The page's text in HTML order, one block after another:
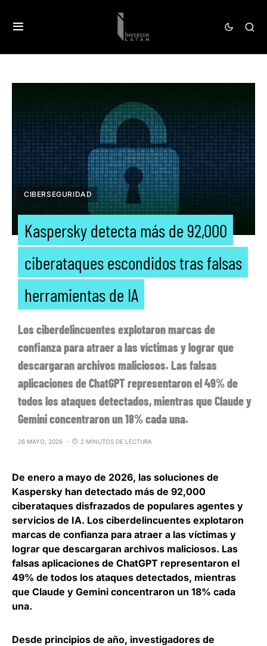
CIBERSEGURIDAD
Kaspersky detecta más de 92,000
ciberataques escondidos tras falsas
herramientas de IA
Los ciberdelincuentes explotaron marcas de
confianza para atraer a las víctimas y lograr que
descargaran archivos maliciosos. Las falsas
aplicaciones de ChatGPT representaron el 49% de
todos los ataques detectados, mientras que Claude y
Gemini concentraron un 18% cada una.
26 MAYO, 2026 2 MINUTOS DE LECTURA
De enero a mayo de 2026, las soluciones de
Kaspersky han detectado más de 92,000
ciberataques disfrazados de populares agentes y
servicios de IA. Los ciberdelincuentes explotaron
marcas de confianza para atraer a las víctimas y
lograr que descargaran archivos maliciosos. Las
falsas aplicaciones de ChatGPT representaron el
49% de todos los ataques detectados, mientras
que Claude y Gemini concentraron un 18% cada
una.
Desde principios de año, investigadores de